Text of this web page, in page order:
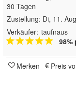
30 Tagen
Zustellung: Di, 11.
Verkäufer: taufnaus
98%
Merken Preis